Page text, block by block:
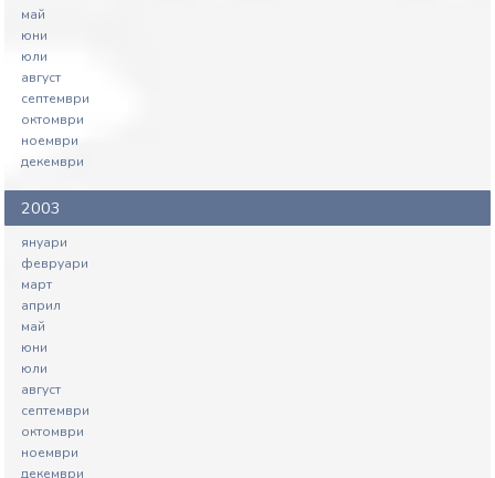
май
юни
юли
август
септември
октомври
ноември
декември
2003
януари
февруари
март
април
май
юни
юли
август
септември
октомври
ноември
декември